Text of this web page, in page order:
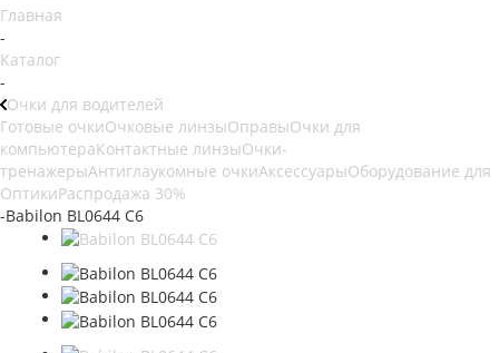
Главная
-
Каталог
-
Очки для водителей
Готовые очкиОчковые линзыОправыОчки для
компьютераКонтактные линзыОчки-
тренажерыАнтиглаукомные очкиАксессуарыОборудование для
ОптикиРаспродажа 30%
-Babilon BL0644 C6